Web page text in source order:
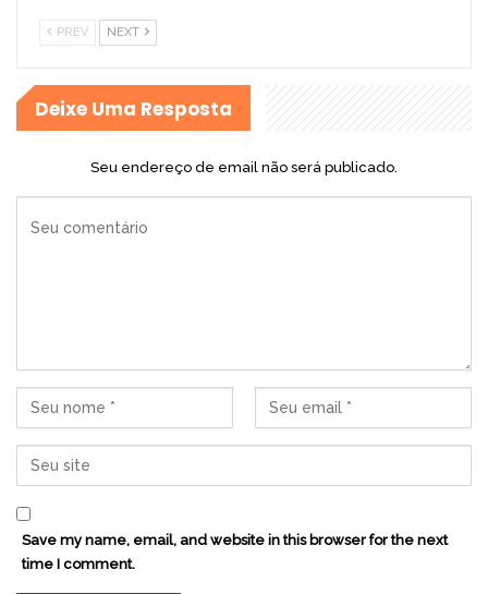
PREV NEXT
Deixe Uma Resposta
Seu endereço de email não será publicado.
Save my name, email, and website in this browser for the next
time I comment.